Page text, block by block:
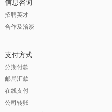
信息咨询
招聘英才
合作及洽谈
支付方式
分期付款
邮局汇款
在线支付
公司转账